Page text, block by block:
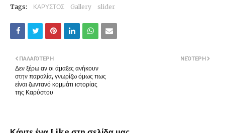
Tags: ΚΑΡΥΣΤΟΣ Gallery slider
ΝΕΌΤΕΡΗ
ΠΑΛΑΙΌΤΕΡΗ
Δεν ξέρω αν οι άμαξες ανήκουν
στην παραλία, γνωρίζω όμως πως
είναι ζωντανό κομμάτι ιστορίας
της Καρύστου